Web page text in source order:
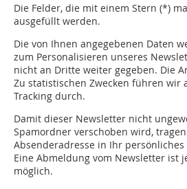
Die Felder, die mit einem Stern (*)
ausgefüllt werden.
Die von Ihnen angegebenen Daten
zum Personalisieren unseres
nicht an Dritte weiter gegeben. Die
Zu statistischen Zwecken führen wir
Tracking durch.
Damit dieser Newsletter nicht
Spamordner verschoben wird,
Absenderadresse in Ihr
Eine Abmeldung vom Newsletter ist
möglich.